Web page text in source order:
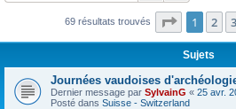
69 résultats trouvés Page 1sur7
1 2 3
Sujets
Journées vaudoises
Dernier message par SylvainG « 25 avr.
Posté dans Suisse - Switzerland